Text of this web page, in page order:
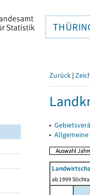
Zurück |
▸
▸
ab 1999